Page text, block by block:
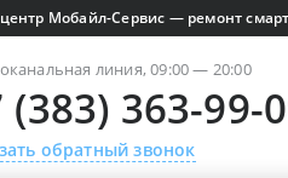
Мобайл-Сервис — ремонт
линия, 09:00 — 20:00
(383) 363-99-
обратный звонок